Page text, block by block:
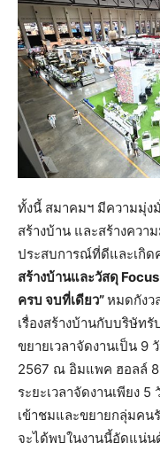
ทั้งนี้ สมาคมฯ มีความมุ่ง
สร้างบ้าน และสร้างควา
ประสบการณ์ที่ดีและเกิด
สร้างบ้านและวัสดุ
ครบ จบที่เดียว”หมดกังว
เรื่องสร้างบ้านกับบริษัท
ขยายเวลาจัดงานเป็น 9
2567 ณ อิมแพค ฮอลล์ 8
ระยะเวลาจัดงานเพียง
เข้าชมและขยายกลุ่มค
จะได้พบในงานนี้อัดแน่น